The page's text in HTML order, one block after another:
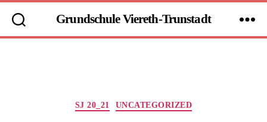
Grundschule Viereth-Trunstadt
Kategorien
SJ 20_21 UNCATEGORIZED